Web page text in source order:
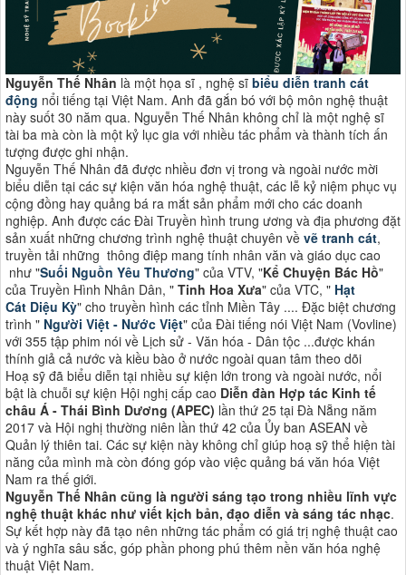
Nguyễn Thế Nhân là một họa sĩ , nghệ sĩ biểu diễn tranh cát
động nổi tiếng tại Việt Nam. Anh đã gắn bó với bộ môn nghệ thuật
này suốt 30 năm qua. Nguyễn Thế Nhân không chỉ là một nghệ sĩ
tài ba mà còn là một kỷ lục gia với nhiều tác phẩm và thành tích ấn
tượng được ghi nhận.
Nguyễn Thế Nhân đã được nhiều đơn vị trong và ngoài nước mời
biểu diễn tại các sự kiện văn hóa nghệ thuật, các lễ kỷ niệm phục vụ
cộng đồng hay quảng bá ra mắt sản phẩm mới cho các doanh
nghiệp. Anh được các Đài Truyền hình trung ương và địa phương đặt
sản xuất những chương trình nghệ thuật chuyên về vẽ tranh cát,
truyền tải những thông điệp mang tính nhân văn và giáo dục cao
như "Suối Nguồn Yêu Thương" của VTV, "Kể Chuyện Bác Hồ"
của Truyền Hình Nhân Dân, " Tinh Hoa Xưa" của VTC, " Hạt
Cát Diệu Kỳ" cho truyền hình các tỉnh Miền Tây .... Đặc biệt chương
trình " Người Việt - Nước Việt" của Đài tiếng nói Việt Nam (Vovline)
với 355 tập phim nói về Lịch sử - Văn hóa - Dân tộc ...được khán
thính giả cả nước và kiều bào ở nước ngoài quan tâm theo dõi
Hoạ sỹ đã biểu diễn tại nhiều sự kiện lớn trong và ngoài nước, nổi
bật là chuỗi sự kiện Hội nghị cấp cao Diễn đàn Hợp tác Kinh tế
châu Á - Thái Bình Dương (APEC) lần thứ 25 tại Đà Nẵng năm
2017 và Hội nghị thường niên lần thứ 42 của Ủy ban ASEAN về
Quản lý thiên tai. Các sự kiện này không chỉ giúp hoạ sỹ thể hiện tài
năng của mình mà còn đóng góp vào việc quảng bá văn hóa Việt
Nam ra thế giới​​.
Nguyễn Thế Nhân cũng là người sáng tạo trong nhiều lĩnh vực
nghệ thuật khác như viết kịch bản, đạo diễn và sáng tác nhạc.
Sự kết hợp này đã tạo nên những tác phẩm có giá trị nghệ thuật cao
và ý nghĩa sâu sắc, góp phần phong phú thêm nền văn hóa nghệ
thuật Việt Nam​​.